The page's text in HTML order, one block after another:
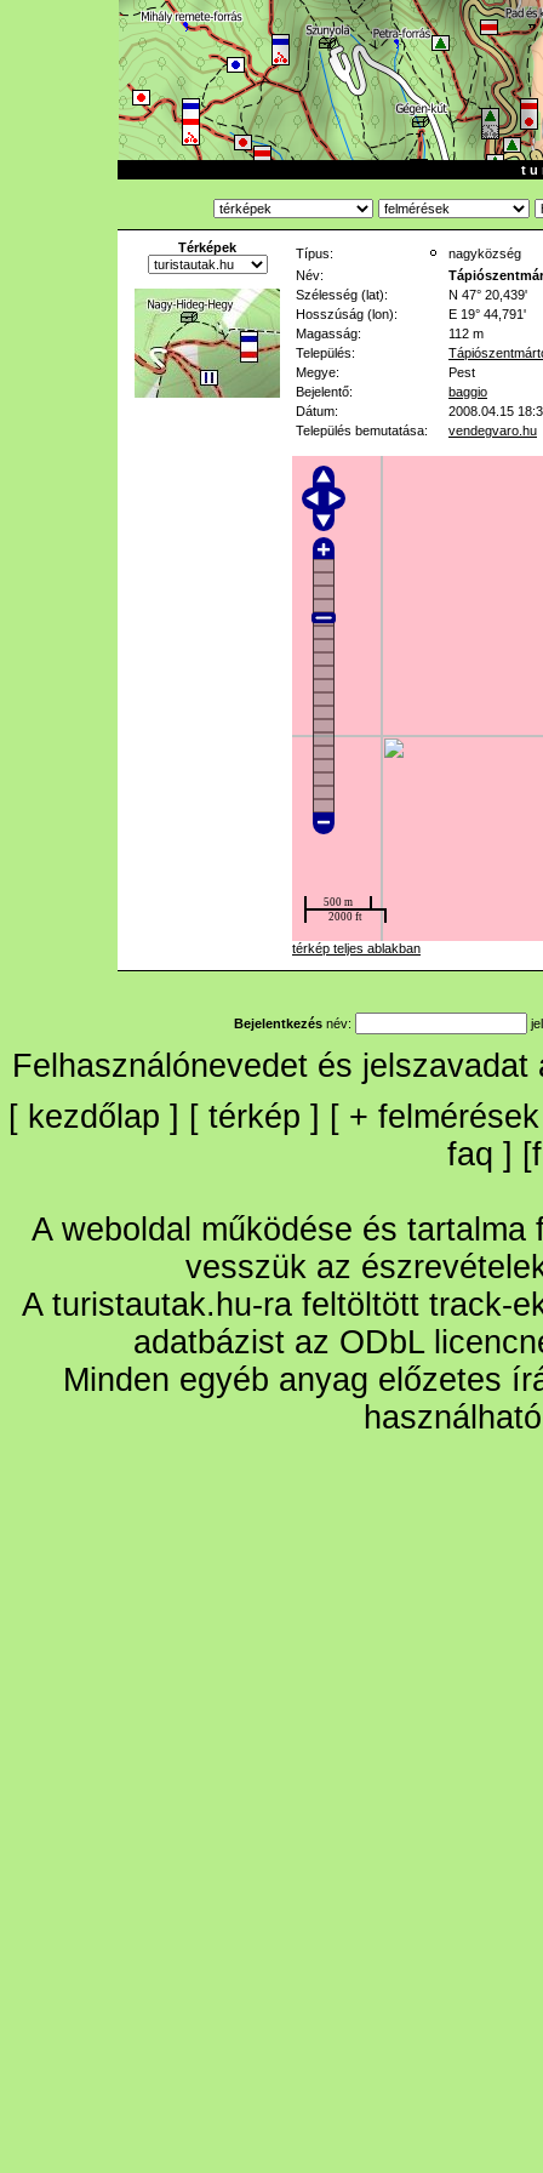
t u
Térképek Típus:
nagyközség
Név:
Szélesség (lat):
N 47° 20,439'
Hosszúság (lon):
E 19° 44,791'
Magasság:
112 m
Település:
Megye:
Pest
Bejelentő:
baggio
Dátum:
2008.04.15
Település bemutatása:
vendegvaro.hu
térkép teljes ablakban
Bejelentkezés név:
Felhasználónevedet és
[ kezdőlap ] [ térkép ] [ + felmérések
faq ] [
A weboldal működése és
vesszük az
A turistautak.hu-ra feltöltött track-
adatbázist az ODbL
Minden egyéb anyag előzetes